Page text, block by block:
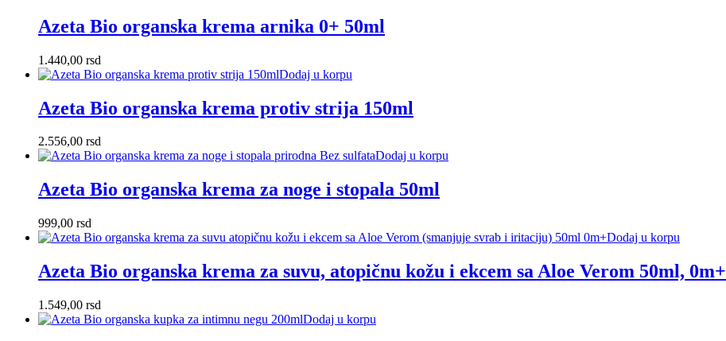
Azeta Bio organska krema arnika 0+ 50ml
1.440,00 rsd
Dodaj u korpu
Azeta Bio organska krema protiv strija 150ml
2.556,00 rsd
Dodaj u korpu
Azeta Bio organska krema za noge i stopala 50ml
999,00 rsd
Dodaj u korpu
Azeta Bio organska krema za suvu, atopičnu kožu i ekcem sa Aloe Verom 50ml, 0m+
1.549,00 rsd
Dodaj u korpu